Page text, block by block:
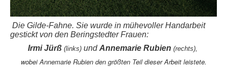
Die Gilde-Fahne. Sie wurde in mühevoller Handarbeit
gestickt von den Beringstedter Frauen:
Irmi Jürß (links)undAnnemarie Rubien (rechts),
wobei Annemarie Rubien den größten Teil dieser Arbeit leistete.